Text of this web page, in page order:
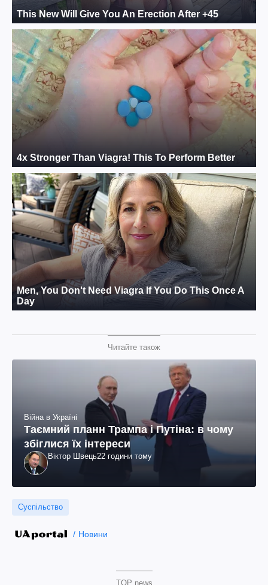
Читайте також
Війна в Україні
Таємний планн Трампа і Путіна: в чому
збіглися їх інтереси
Віктор Швець22 години тому
Суспільство
Новини
TOP news